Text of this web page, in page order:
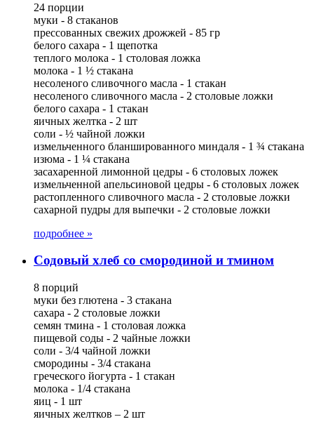
24 порции
муки - 8 стаканов
прессованных свежих дрожжей - 85 гр
белого сахара - 1 щепотка
теплого молока - 1 столовая ложка
молока - 1 ½ стакана
несоленого сливочного масла - 1 стакан
несоленого сливочного масла - 2 столовые ложки
белого сахара - 1 стакан
яичных желтка - 2 шт
соли - ½ чайной ложки
измельченного бланшированного миндаля - 1 ¾ стакана
изюма - 1 ¼ стакана
засахаренной лимонной цедры - 6 столовых ложек
измельченной апельсиновой цедры - 6 столовых ложек
растопленного сливочного масла - 2 столовые ложки
сахарной пудры для выпечки - 2 столовые ложки
подробнее »
Содовый хлеб со смородиной и тмином
8 порций
муки без глютена - 3 стакана
сахара - 2 столовые ложки
семян тмина - 1 столовая ложка
пищевой соды - 2 чайные ложки
соли - 3/4 чайной ложки
смородины - 3/4 стакана
греческого йогурта - 1 стакан
молока - 1/4 стакана
яиц - 1 шт
яичных желтков – 2 шт